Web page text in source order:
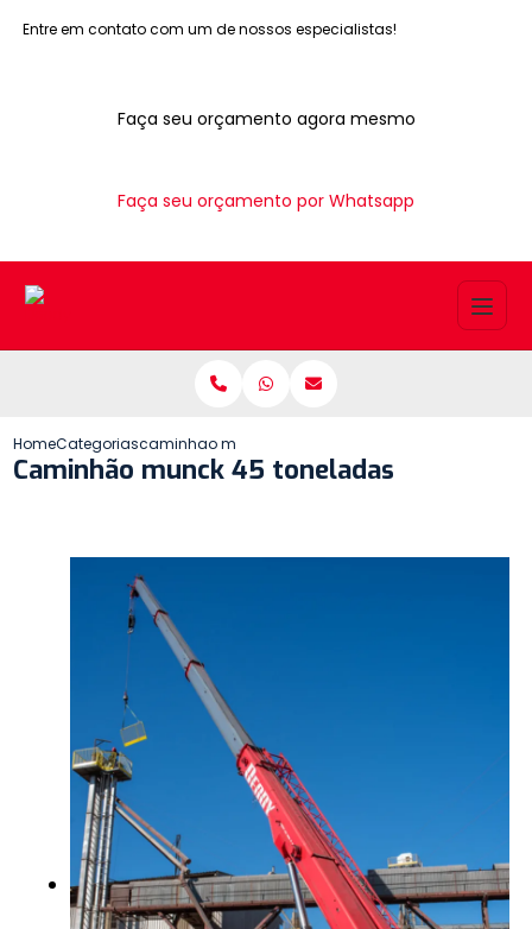
Entre em contato com um de nossos especialistas!
Faça seu orçamento agora mesmo
Faça seu orçamento por Whatsapp
HomeCategoriascaminhao munck 45 toneladas
Caminhão munck 45 toneladas